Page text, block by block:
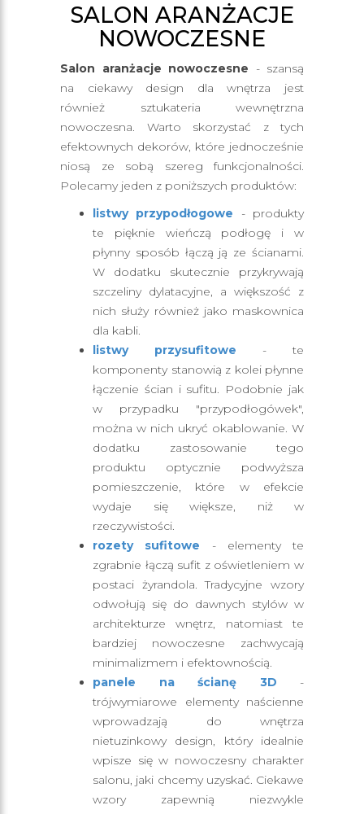
SALON ARANŻACJE
NOWOCZESNE
Salon aranżacje nowoczesne - szansą
na ciekawy design dla wnętrza jest
również sztukateria wewnętrzna
nowoczesna. Warto skorzystać z tych
efektownych dekorów, które jednocześnie
niosą ze sobą szereg funkcjonalności.
Polecamy jeden z poniższych produktów:
listwy przypodłogowe - produkty
te pięknie wieńczą podłogę i w
płynny sposób łączą ją ze ścianami.
W dodatku skutecznie przykrywają
szczeliny dylatacyjne, a większość z
nich służy również jako maskownica
dla kabli.
listwy przysufitowe - te
komponenty stanowią z kolei płynne
łączenie ścian i sufitu. Podobnie jak
w przypadku "przypodłogówek",
można w nich ukryć okablowanie. W
dodatku zastosowanie tego
produktu optycznie podwyższa
pomieszczenie, które w efekcie
wydaje się większe, niż w
rzeczywistości.
rozety sufitowe - elementy te
zgrabnie łączą sufit z oświetleniem w
postaci żyrandola. Tradycyjne wzory
odwołują się do dawnych stylów w
architekturze wnętrz, natomiast te
bardziej nowoczesne zachwycają
minimalizmem i efektownością.
panele na ścianę 3D -
trójwymiarowe elementy naścienne
wprowadzają do wnętrza
nietuzinkowy design, który idealnie
wpisze się w nowoczesny charakter
salonu, jaki chcemy uzyskać. Ciekawe
wzory zapewnią niezwykle